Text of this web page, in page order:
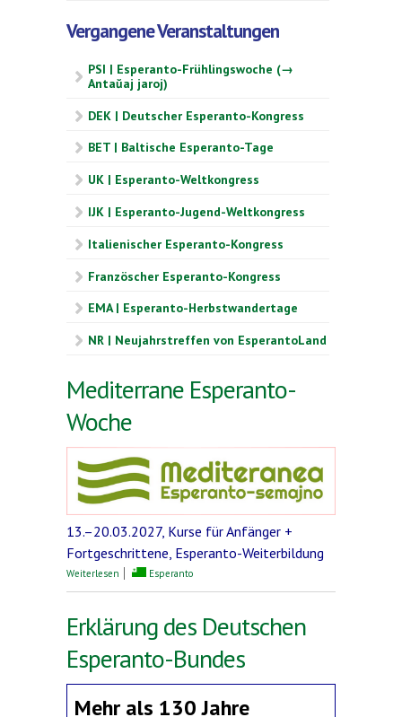
Vergangene Veranstaltungen
PSI | Esperanto-Frühlingswoche (→
Antaŭaj jaroj)
DEK | Deutscher Esperanto-Kongress
BET | Baltische Esperanto-Tage
UK | Esperanto-Weltkongress
IJK | Esperanto-Jugend-Weltkongress
Italienischer Esperanto-Kongress
Französcher Esperanto-Kongress
EMA | Esperanto-Herbstwandertage
NR | Neujahrstreffen von EsperantoLand
Mediterrane Esperanto-
Woche
13.–20.03.2027, Kurse für Anfänger +
Fortgeschrittene, Esperanto-Weiterbildung
Weiterlesen über Mediterrane Esperanto-Woche
Esperanto
Erklärung des Deutschen
Esperanto-Bundes
Mehr als 130 Jahre